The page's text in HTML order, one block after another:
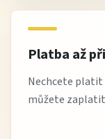
Platba až
Nechcete platit
můžete